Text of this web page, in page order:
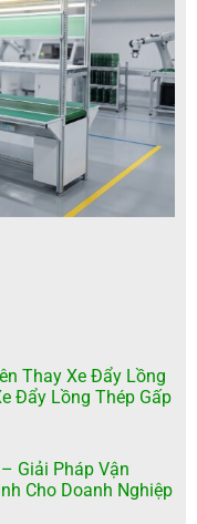
Thay Xe Đẩy Lồng
Đẩy Lồng Thép Gấp
Giải Pháp Vận
Cho Doanh Nghiệp